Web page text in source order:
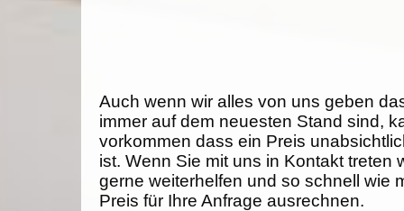
Auch wenn wir alles von uns geben
immer auf dem neuesten Stand sind,
vorkommen dass ein Preis
ist. Wenn Sie mit uns in Kontakt treten
gerne weiterhelfen und so schnell wie
Preis für Ihre Anfrage ausrechnen.